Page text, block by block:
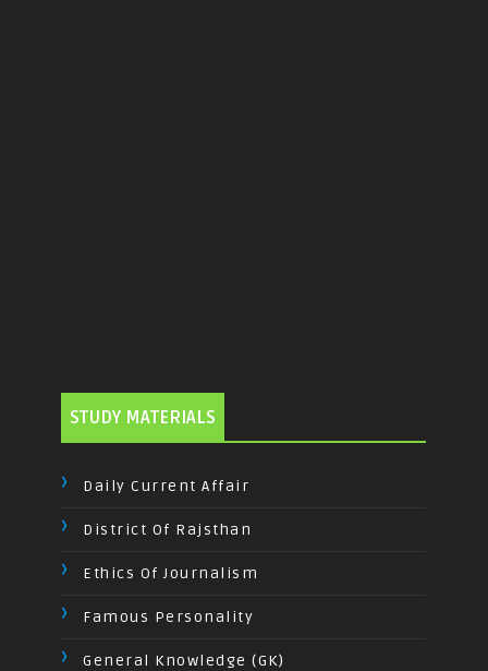
STUDY MATERIALS
Daily Current Affair
District Of Rajsthan
Ethics Of Journalism
Famous Personality
General Knowledge (GK)